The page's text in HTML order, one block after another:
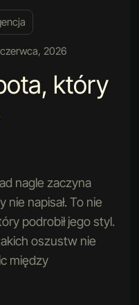
2026
który
nagle zaczyna
napisał. To nie
podrobił jego styl.
oszustw nie
między